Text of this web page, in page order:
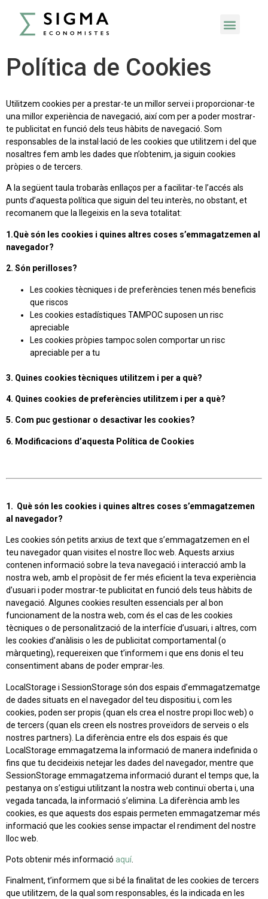
Política de Cookies
Utilitzem cookies per a prestar-te un millor servei i proporcionar-te
una millor experiència de navegació, així com per a poder mostrar-
te publicitat en funció dels teus hàbits de navegació. Som
responsables de la instal·lació de les cookies que utilitzem i del que
nosaltres fem amb les dades que n’obtenim, ja siguin cookies
pròpies o de tercers.
A la següent taula trobaràs enllaços per a facilitar-te l’accés als
punts d’aquesta política que siguin del teu interès, no obstant, et
recomanem que la llegeixis en la seva totalitat:
1.Què són les cookies i quines altres coses s’emmagatzemen al
navegador?
2. Són perilloses?
Les cookies tècniques i de preferències tenen més beneficis
que riscos
Les cookies estadístiques TAMPOC suposen un risc
apreciable
Les cookies pròpies tampoc solen comportar un risc
apreciable per a tu
3. Quines cookies tècniques utilitzem i per a què?
4. Quines cookies de preferències utilitzem i per a què?
5. Com puc gestionar o desactivar les cookies?
6. Modificacions d’aquesta Política de Cookies
1. Què són les cookies i quines altres coses s’emmagatzemen
al navegador?
Les cookies són petits arxius de text que s’emmagatzemen en el
teu navegador quan visites el nostre lloc web. Aquests arxius
contenen informació sobre la teva navegació i interacció amb la
nostra web, amb el propòsit de fer més eficient la teva experiència
d’usuari i poder mostrar-te publicitat en funció dels teus hàbits de
navegació. Algunes cookies resulten essencials per al bon
funcionament de la nostra web, com és el cas de les cookies
tècniques o de personalització de la interfície d’usuari, i altres, com
les cookies d’anàlisis o les de publicitat comportamental (o
màrqueting), requereixen que t’informem i que ens donis el teu
consentiment abans de poder emprar-les.
LocalStorage i SessionStorage són dos espais d’emmagatzematge
de dades situats en el navegador del teu dispositiu i, com les
cookies, poden ser propis (quan els crea el nostre propi lloc web) o
de tercers (quan els creen els nostres proveïdors de serveis o els
nostres partners). La diferència entre els dos espais és que
LocalStorage emmagatzema la informació de manera indefinida o
fins que tu decideixis netejar les dades del navegador, mentre que
SessionStorage emmagatzema informació durant el temps que, la
pestanya on s’estigui utilitzant la nostra web continuï oberta i, una
vegada tancada, la informació s’elimina. La diferència amb les
cookies, es que aquests dos espais permeten emmagatzemar més
informació que les cookies sense impactar el rendiment del nostre
lloc web.
Pots obtenir més informació aquí.
Finalment, t’informem que si bé la finalitat de les cookies de tercers
que utilitzem, de la qual som responsables, és la indicada en les